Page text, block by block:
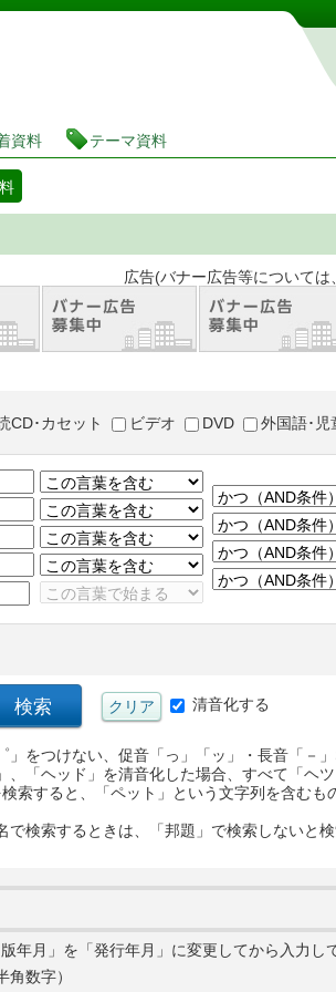
・予約システム
資料 テーマ資料
告等については、千葉市が推
CD･カセット ビデオ DVD 外国語･児
清音化する
をつけない、促音「っ」「ッ」・長音「－
「ヘッド」を清音化した場合、すべて「ヘツ
索すると、「ペット」という文字列を含むも
検索するときは、「邦題」で検索しないと検
月」を「発行年月」に変更してから入力し
数字）